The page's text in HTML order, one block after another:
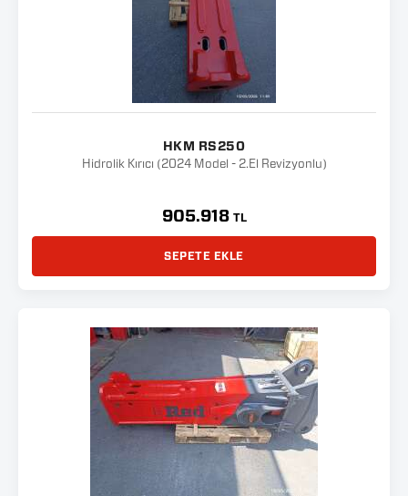
HKM RS250
Hidrolik Kırıcı (2024 Model - 2.El Revizyonlu)
905.918 TL
SEPETE EKLE